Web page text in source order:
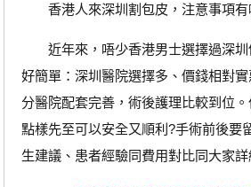
香港人來深圳割包皮，注意事項有
近年來，唔少香港男士選擇過深圳
好簡單：深圳醫院選擇多、價錢相對
分醫院配套完善，術後護理比較到位。
點樣先至可以安全又順利?手術前後要
生建議、患者經驗同費用對比同大家詳